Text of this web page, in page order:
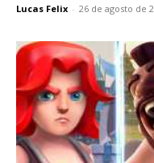
Lucas Felix - 26 de agosto de